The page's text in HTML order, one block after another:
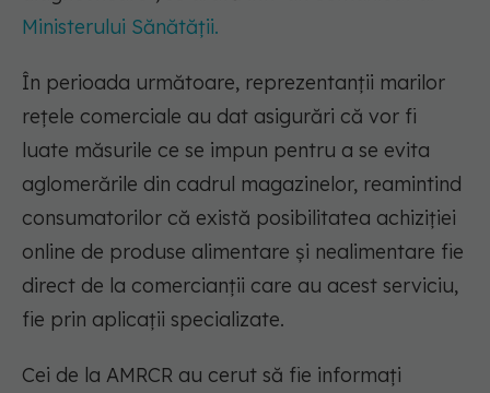
Ministerului Sănătății.
În perioada următoare, reprezentanții marilor
rețele comerciale au dat asigurări că vor fi
luate măsurile ce se impun pentru a se evita
aglomerările din cadrul magazinelor, reamintind
consumatorilor că există posibilitatea achiziției
online de produse alimentare și nealimentare fie
direct de la comercianții care au acest serviciu,
fie prin aplicații specializate.
Cei de la AMRCR au cerut să fie informați